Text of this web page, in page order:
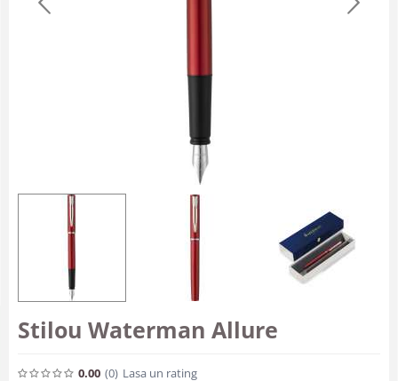
Stilou Waterman Allure
0.00 (0) Lasa un rating